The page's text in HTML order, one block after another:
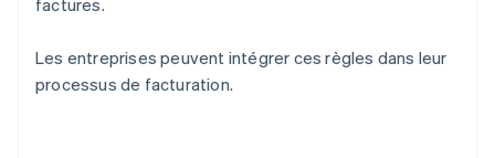
factures.
Les entreprises peuvent intégrer ces règles dans leur
processus de facturation.